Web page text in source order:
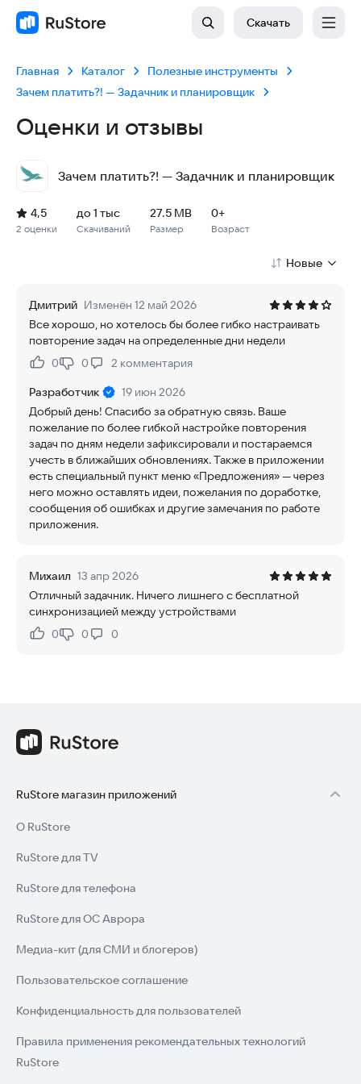
Скачать
Главная Каталог
Полезные инструменты
Зачем платить?! — Задачник и планировщик
Оценки и отзывы
Зачем платить?! — Задачник и планировщик
Рейтинг: 4,5, 2 оценки
Скачиваний: до 1 тыс
Размер файла: 27.5 MB
Возрастное ограничение: 27.5 MB
2 оценки
4,5
Скачиваний
до 1 тыс
Размер
27.5 MB
Возраст
0+
Новые
Дмитрий Изменён 12 май 2026
Все хорошо, но хотелось бы более гибко настраивать
повторение задач на определенные дни недели
Нравится:
0Не нравится:
0 2 комментария
Разработчик
19 июн 2026
Добрый день! Спасибо за обратную связь. Ваше
пожелание по более гибкой настройке повторения
задач по дням недели зафиксировали и постараемся
учесть в ближайших обновлениях. Также в приложении
есть специальный пункт меню «Предложения» — через
него можно оставлять идеи, пожелания по доработке,
сообщения об ошибках и другие замечания по работе
приложения.
Михаил 13 апр 2026
Отличный задачник. Ничего лишнего с бесплатной
синхронизацией между устройствами
Нравится:
0Не нравится:
0 0
RuStore магазин приложений
О RuStore
RuStore для TV
RuStore для телефона
RuStore для ОС Аврора
Медиа-кит (для СМИ и блогеров)
Пользовательское соглашение
Конфиденциальность для пользователей
Правила применения рекомендательных технологий
RuStore